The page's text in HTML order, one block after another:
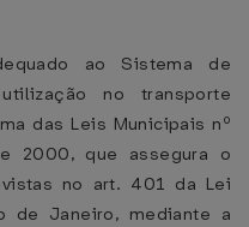
ao Sistema de
no transporte
das Leis Municipais nº
2000, que assegura o
no art. 401 da Lei
de Janeiro, mediante a